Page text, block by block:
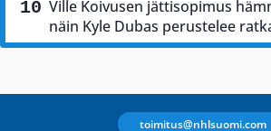
Ville Koivusen jättisopimus
näin Kyle Dubas perustelee
toimitus@nhlsuomi.com